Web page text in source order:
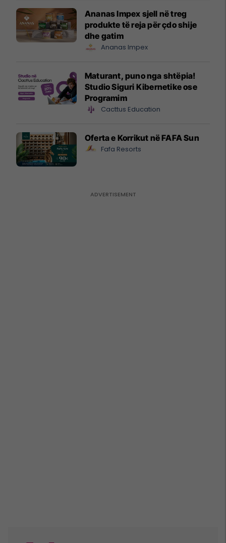
Ananas Impex sjell në treg
produkte të reja për çdo shije
dhe gatim
Ananas Impex
Maturant, puno nga shtëpia!
Studio Siguri Kibernetike ose
Programim
Cacttus Education
Oferta e Korrikut në FAFA Sun
Fafa Resorts